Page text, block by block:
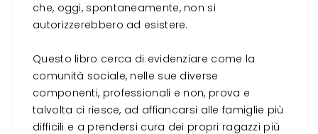
che, oggi, spontaneamente, non si
autorizzerebbero ad esistere.
Questo libro cerca di evidenziare come la
comunità sociale, nelle sue diverse
componenti, professionali e non, prova e
talvolta ci riesce, ad affiancarsi alle famiglie più
difficili e a prendersi cura dei propri ragazzi più